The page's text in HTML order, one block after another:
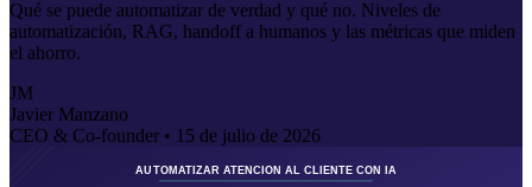
Qué se puede automatizar de verdad y qué no. Niveles de
automatización, RAG, handoff a humanos y las métricas que miden
el ahorro.
JM
Javier Manzano
CEO & Co-founder • 15 de julio de 2026